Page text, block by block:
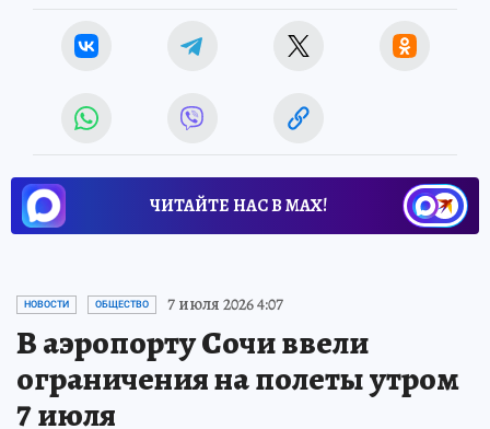
ЧИТАЙТЕ НАС В МАХ!
НОВОСТИ ОБЩЕСТВО 7 июля 2026 4:07
В аэропорту Сочи ввели
ограничения на полеты утром
7 июля